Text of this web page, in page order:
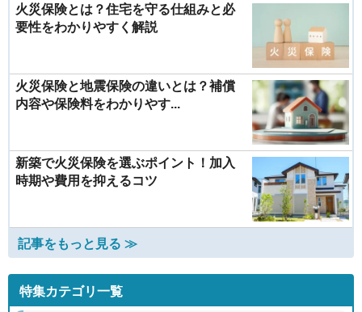
火災保険とは？住宅を守る仕組みと必
要性をわかりやすく解説
火災保険と地震保険の違いとは？補償
内容や保険料をわかりやす...
新築で火災保険を選ぶポイント！加入
時期や費用を抑えるコツ
記事をもっと見る ≫
特集カテゴリ一覧